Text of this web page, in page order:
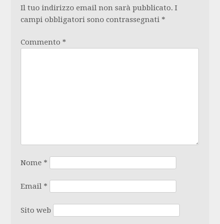
Il tuo indirizzo email non sarà pubblicato. I
campi obbligatori sono contrassegnati *
Commento *
Nome *
Email *
Sito web